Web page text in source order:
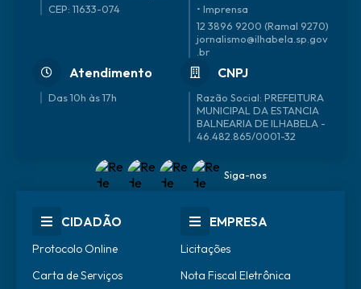
CEP: 11633-074
• Imprensa
12 3896 9200 (Ramal 9270)
jornalismo@ilhabela.sp.gov
.br
Atendimento
Das 10h às 17h
CNPJ
46.482.865/0001-32
Siga-nos
CIDADÃO
Protocolo Online
Carta de Serviços
EMPRESA
Licitações
Nota Fiscal Eletrônica